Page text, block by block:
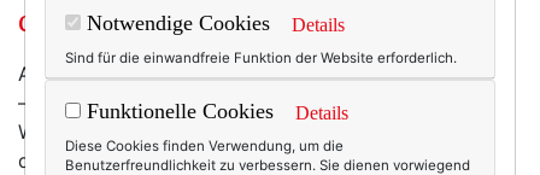
der schönste Karomantel der Welt!
Auf dieses Wochenende hatte ich mich schon Wochen
– ach was: Monate! – vorgefreut! Ein ganzes
Wochenende auf
dem ich ein bisschen Prinzessin sein durfte (was ich –
Notwendige Cookies Details
Sind für die einwandfreie Funktion der Website erforderlich.
Funktionelle Cookies Details
Diese Cookies finden Verwendung, um die
Benutzerfreundlichkeit zu verbessern. Sie dienen vorwiegend